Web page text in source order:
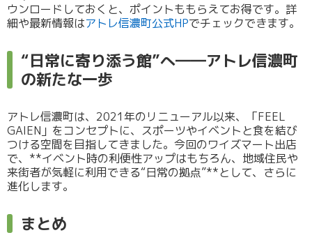
ウンロードしておくと、ポイントももらえてお得です。詳
細や最新情報はアトレ信濃町公式HPでチェックできます。
“日常に寄り添う館”へ――アトレ信濃町
の新たな一歩
アトレ信濃町は、2021年のリニューアル以来、「FEEL
GAIEN」をコンセプトに、スポーツやイベントと食を結び
つける空間を目指してきました。今回のワイズマート出店
で、**イベント時の利便性アップはもちろん、地域住民や
来街者が気軽に利用できる“日常の拠点”**として、さらに
進化します。
まとめ